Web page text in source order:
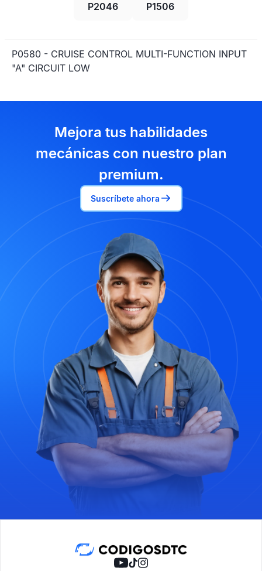
P2046 P1506
P0580 - CRUISE CONTROL MULTI-FUNCTION INPUT
"A" CIRCUIT LOW
Mejora tus habilidades
mecánicas con nuestro plan
premium.
Suscríbete ahora